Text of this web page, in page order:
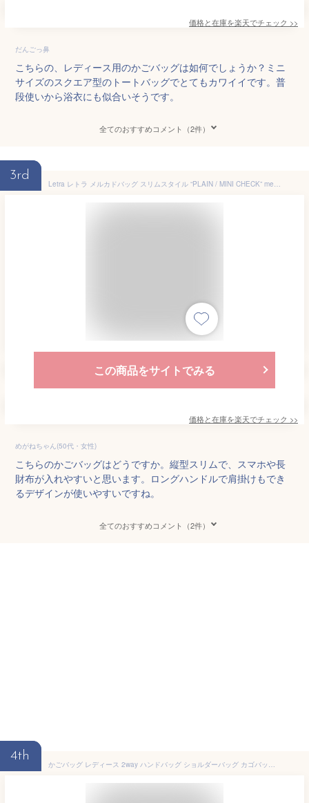
価格と在庫を楽天でチェック >>
だんごっ鼻
こちらの、レディース用のかごバッグは如何でしょうか？ミニ
サイズのスクエア型のトートバッグでとてもカワイイです。普
段使いから浴衣にも似合いそうです。
全てのおすすめコメント（2件）
3rd
Letra レトラ メルカドバッグ スリムスタイル “PLAIN / MINI CHECK” mercadobucket-sl レディース かごバッグ マルシェバッグ チャーム ロングハンドル 肩掛け 軽量 丈夫 耐久性 水洗い スクエア型【クーポン対象】
この商品をサイトでみる
価格と在庫を楽天でチェック >>
めがねちゃん(50代・女性)
こちらのかごバッグはどうですか。縦型スリムで、スマホや長
財布が入れやすいと思います。ロングハンドルで肩掛けもでき
るデザインが使いやすいですね。
全てのおすすめコメント（2件）
4th
かごバッグ レディース 2way ハンドバッグ ショルダーバッグ カゴバッグ 春 夏 かばん 小さめ サマーバッグ カジュアル おしゃれ 斜め掛け かわいい 軽量 編み込み ミニショルダー おしゃれ 旅行 誕生日 母の日 プレゼント 送料無料